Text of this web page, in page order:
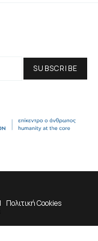
Πολιτική Cookies